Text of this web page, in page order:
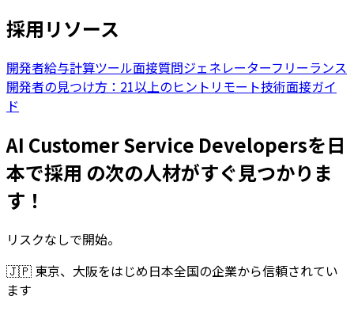
採用リソース
開発者給与計算ツール面接質問ジェネレーターフリーランス
開発者の見つけ方：21以上のヒント リモート技術面接ガイ
ド
AI Customer Service Developersを日
本で採用 の次の人材がすぐ見つかりま
す！
リスクなしで開始。
🇯🇵 東京、大阪をはじめ日本全国の企業から信頼されてい
ます